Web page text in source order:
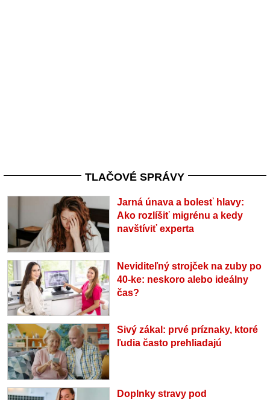
TLAČOVÉ SPRÁVY
Jarná únava a bolesť hlavy:
Ako rozlíšiť migrénu a kedy
navštíviť experta
Neviditeľný strojček na zuby po
40-ke: neskoro alebo ideálny
čas?
Sivý zákal: prvé príznaky, ktoré
ľudia často prehliadajú
Doplnky stravy pod